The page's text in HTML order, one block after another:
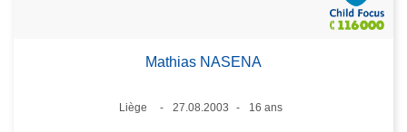
Mathias NASENA
Lieux
Liège
27.08.2003
16 ans